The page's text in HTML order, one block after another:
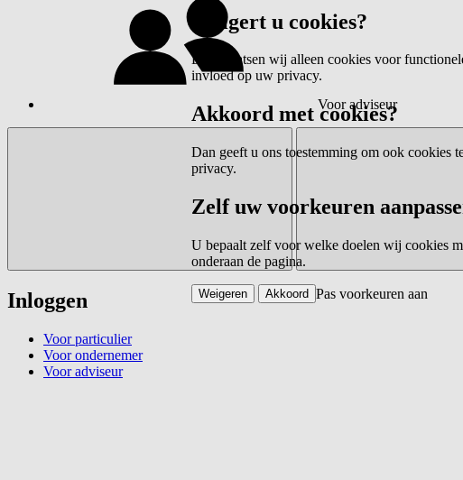
Voor adviseur
Inloggen
Voor particulier
Voor ondernemer
Voor adviseur
Weigert u cookies?
Dan plaatsen wij alleen cookies voor
invloed op uw privacy.
Akkoord met cookies?
Dan geeft u ons toestemming om ook cookies
privacy.
Zelf uw voorkeuren
U bepaalt zelf voor welke doelen wij cookies
onderaan de pagina.
Pas voorkeuren aan
Weigeren Akkoord